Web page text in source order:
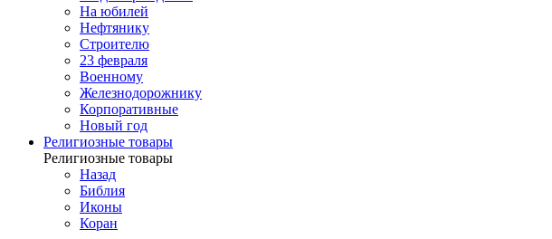
На юбилей
Нефтянику
Строителю
23 февраля
Военному
Железнодорожнику
Корпоративные
Новый год
Религиозные товары
Религиозные товары
Назад
Библия
Иконы
Коран